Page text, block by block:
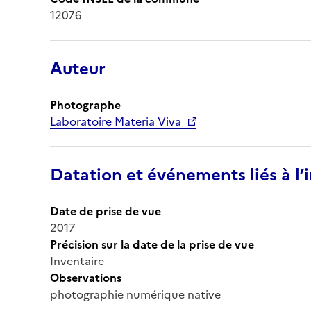
12076
Auteur
Photographe
Laboratoire Materia Viva
Datation et événements liés à
Date de prise de vue
2017
Précision sur la date de la prise de vue
Inventaire
Observations
photographie numérique native